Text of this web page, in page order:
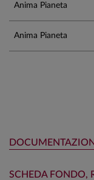
Anima Pianeta
Anima Pianeta
SCHEDA FONDO,